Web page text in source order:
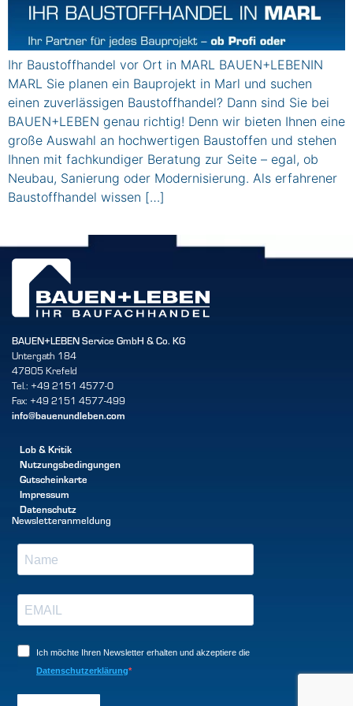
Ihr Baustoffhandel vor Ort in MARL BAUEN+LEBENIN
MARL Sie planen ein Bauprojekt in Marl und suchen
einen zuverlässigen Baustoffhandel? Dann sind Sie bei
BAUEN+LEBEN genau richtig! Denn wir bieten Ihnen eine
große Auswahl an hochwertigen Baustoffen und stehen
Ihnen mit fachkundiger Beratung zur Seite – egal, ob
Neubau, Sanierung oder Modernisierung. Als erfahrener
Baustoffhandel wissen […]
BAUEN+LEBEN Service GmbH & Co. KG
Untergath 184
47805 Krefeld
Tel.: +49 2151 4577-0
Fax: +49 2151 4577-499
info@bauenundleben.com
Lob & Kritik
Nutzungsbedingungen
Gutscheinkarte
Impressum
Datenschutz
Newsletteranmeldung
Ich möchte Ihren Newsletter erhalten und akzeptiere die
Datenschutzerklärung